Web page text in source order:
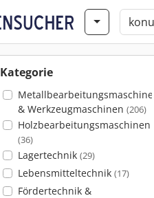
Kategorie
Metallbearbeitungsmaschinen
& Werkzeugmaschinen (206)
Holzbearbeitungsmaschinen
(36)
Lagertechnik (29)
Lebensmitteltechnik (17)
Fördertechnik &